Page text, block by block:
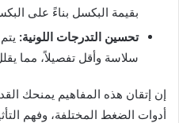
بقيمة البكسل بناءً على
تحسين التدرجات اللونية:
سلاسة وأقل تفصيلاً، مما
إن إتقان هذه المفاهيم يمنحك
أدوات الضغط المختلفة، وفهم